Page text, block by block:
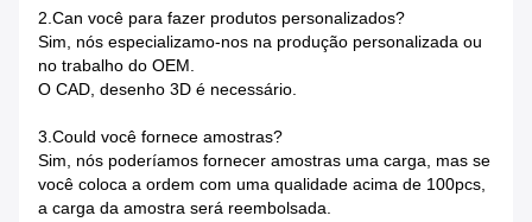
2.Can você para fazer produtos personalizados?
Sim, nós especializamo-nos na produção personalizada ou
no trabalho do OEM.
O CAD, desenho 3D é necessário.
3.Could você fornece amostras?
Sim, nós poderíamos fornecer amostras uma carga, mas se
você coloca a ordem com uma qualidade acima de 100pcs,
a carga da amostra será reembolsada.